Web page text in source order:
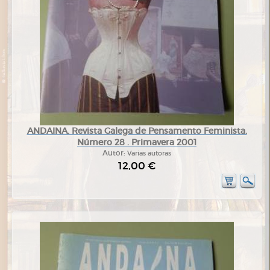
ANDAINA. Revista Galega de Pensamento Feminista.
Número 28 . Primavera 2001
Autor: Varias autoras
12,00 €